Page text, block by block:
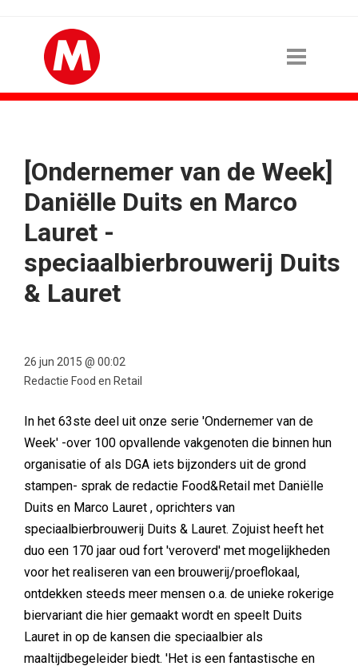
[Ondernemer van de Week]
Daniëlle Duits en Marco
Lauret -
speciaalbierbrouwerij Duits
& Lauret
26 jun 2015 @ 00:02
Redactie Food en Retail
In het 63ste deel uit onze serie 'Ondernemer van de
Week' -over 100 opvallende vakgenoten die binnen hun
organisatie of als DGA iets bijzonders uit de grond
stampen- sprak de redactie Food&Retail met Daniëlle
Duits en Marco Lauret , oprichters van
speciaalbierbrouwerij Duits & Lauret. Zojuist heeft het
duo een 170 jaar oud fort 'veroverd' met mogelijkheden
voor het realiseren van een brouwerij/proeflokaal,
ontdekken steeds meer mensen o.a. de unieke rokerige
biervariant die hier gemaakt wordt en speelt Duits
Lauret in op de kansen die speciaalbier als
maaltijdbegeleider biedt. 'Het is een fantastische en